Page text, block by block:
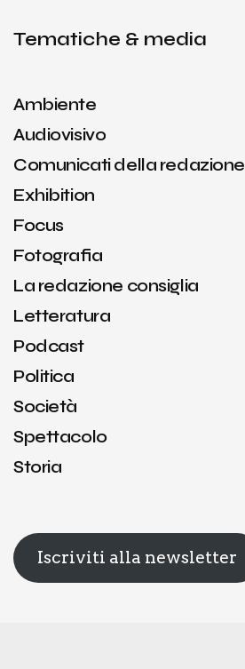
Tematiche & media
Ambiente
Audiovisivo
Comunicati della redazione
Exhibition
Focus
Fotografia
La redazione consiglia
Letteratura
Podcast
Politica
Società
Spettacolo
Storia
Iscriviti alla newsletter